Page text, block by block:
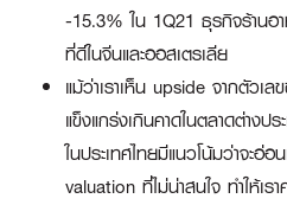
-15.3% ใน 1Q21 ธุรกิจร้านอ
ที่ดีในจีนและออสเตรเลีย
แม้ว่าเราเห็น upside จากตัวเล
แข็งแกร่งเกินคาดในตลาดต่างป
ในประเทศไทยมีแนวโน้มว่าจะอ่
valuation ที่ไม่น่าสนใจ ทำให้เ